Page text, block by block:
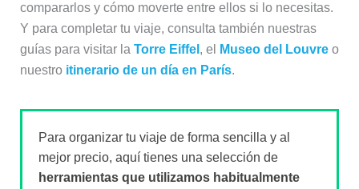
compararlos y cómo moverte entre ellos si lo necesitas.
Y para completar tu viaje, consulta también nuestras
guías para visitar la Torre Eiffel , el Museo del Louvreo
nuestro itinerario de un día en París.
Para organizar tu viaje de forma sencilla y al
mejor precio, aquí tienes una selección de
herramientas que utilizamos habitualmente